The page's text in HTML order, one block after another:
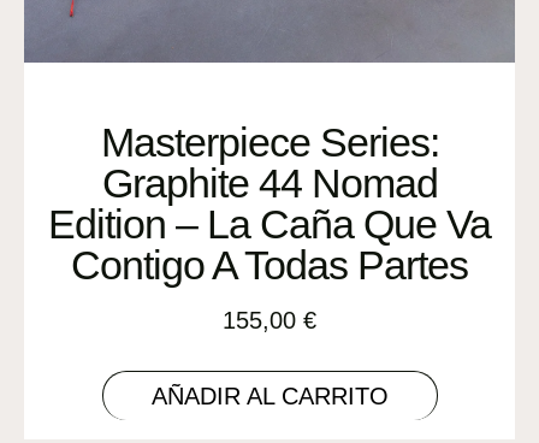
Masterpiece Series:
Graphite 44 Nomad
Edition – La Caña Que Va
Contigo A Todas Partes
155,00 €
AÑADIR AL CARRITO